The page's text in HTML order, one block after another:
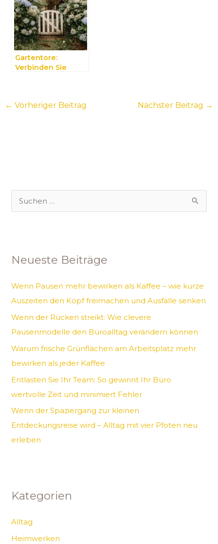
Gartentore:
Verbinden Sie
miteinander
← Vorheriger Beitrag Nächster Beitrag →
e
n
a
c
h
:
Neueste Beiträge
Wenn Pausen mehr bewirken als Kaffee – wie kurze
Auszeiten den Kopf freimachen und Ausfälle senken
Wenn der Rücken streikt: Wie clevere
Pausenmodelle den Büroalltag verändern können
Warum frische Grünflächen am Arbeitsplatz mehr
bewirken als jeder Kaffee
Entlasten Sie Ihr Team: So gewinnt Ihr Büro
wertvolle Zeit und minimiert Fehler
Wenn der Spaziergang zur kleinen
Entdeckungsreise wird – Alltag mit vier Pfoten neu
erleben
Kategorien
Alltag
Heimwerken